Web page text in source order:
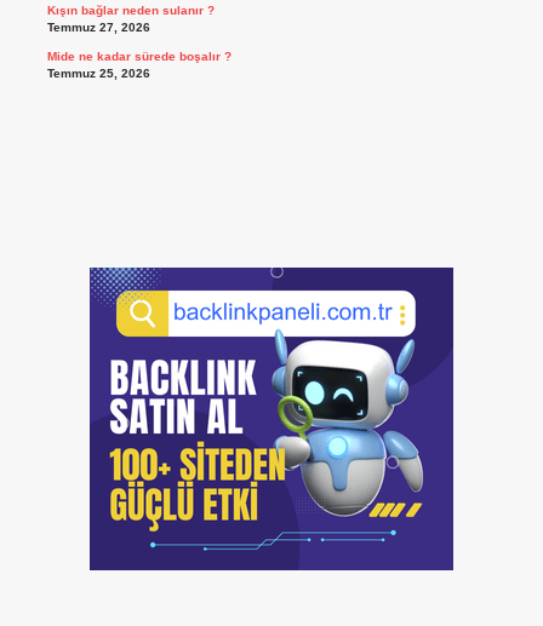
Kışın bağlar neden sulanır ?
Temmuz 27, 2026
Mide ne kadar sürede boşalır ?
Temmuz 25, 2026